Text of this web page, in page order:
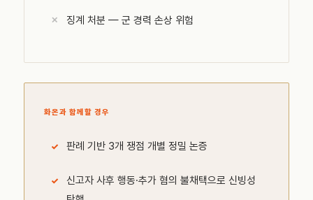
징계 처분 — 군 경력 손상 위험
화온과 함께할 경우
판례 기반 3개 쟁점 개별 정밀 논증
신고자 사후 행동·추가 혐의 불채택으로 신빙성